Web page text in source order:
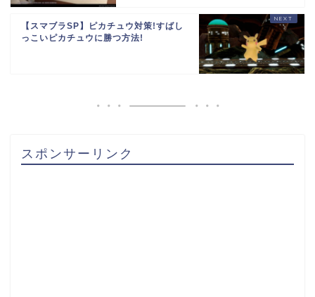
【スマブラSP】ピカチュウ対策!すばし
っこいピカチュウに勝つ方法!
スポンサーリンク